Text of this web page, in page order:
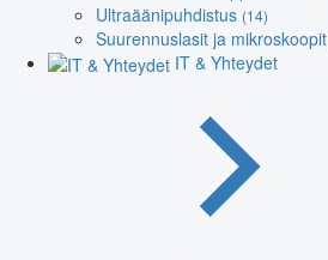
Ultraäänipuhdistus (14)
Suurennuslasit ja mikroskoopit
IT & Yhteydet